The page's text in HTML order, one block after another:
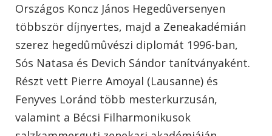
Országos Koncz János Hegedûversenyen
többször díjnyertes, majd a Zeneakadémián
szerez hegedûmûvészi diplomát 1996-ban,
Sós Natasa és Devich Sándor tanítványaként.
Részt vett Pierre Amoyal (Lausanne) és
Fenyves Loránd több mesterkurzusán,
valamint a Bécsi Filharmonikusok